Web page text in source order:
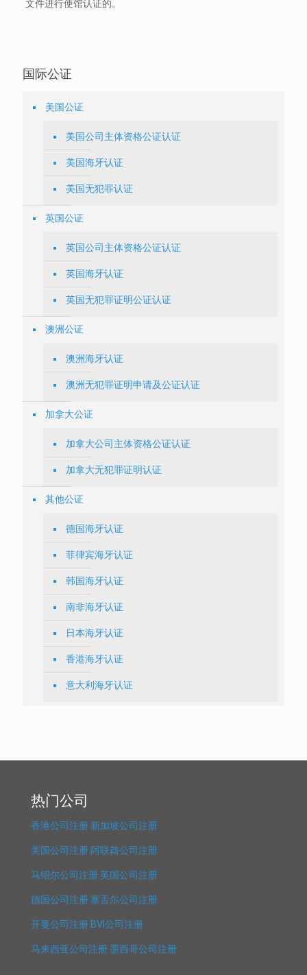
文件进行使馆认证的。
国际公证
美国公证
美国公司主体资格公证认证
美国海牙认证
美国无犯罪认证
英国公证
英国公司主体资格公证认证
英国海牙认证
英国无犯罪证明公证认证
澳洲公证
澳洲海牙认证
澳洲无犯罪证明申请及公证认证
加拿大公证
加拿大公司主体资格公证认证
加拿大无犯罪证明认证
其他公证
德国海牙认证
菲律宾海牙认证
韩国海牙认证
南非海牙认证
日本海牙认证
香港海牙认证
意大利海牙认证
热门公司
香港公司注册 新加坡公司注册
美国公司注册 阿联酋公司注册
马绍尔公司注册英国公司注册
德国公司注册 塞舌尔公司注册
开曼公司注册 BVI公司注册
马来西亚公司注册墨西哥公司注册